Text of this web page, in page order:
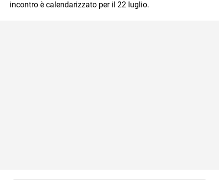
incontro è calendarizzato per il 22 luglio.